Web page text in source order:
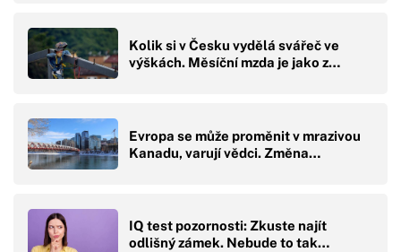
Kolik si v Česku vydělá svářeč ve
výškách. Měsíční mzda je jako z…
Evropa se může proměnit v mrazivou
Kanadu, varují vědci. Změna…
IQ test pozornosti: Zkuste najít
odlišný zámek. Nebude to tak…